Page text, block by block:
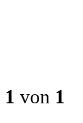
1 von 1